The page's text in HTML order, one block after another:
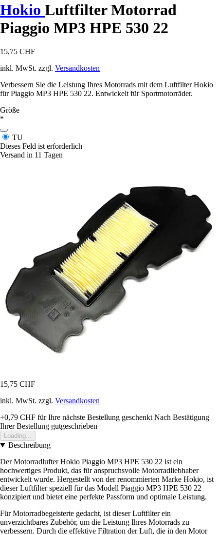
Hokio Luftfilter Motorrad
Piaggio MP3 HPE 530 22
15,75 CHF
inkl. MwSt. zzgl. Versandkosten
Verbessern Sie die Leistung Ihres Motorrads mit dem Luftfilter Hokio
für Piaggio MP3 HPE 530 22. Entwickelt für Sportmotorräder.
Größe
*
TU
Dieses Feld ist erforderlich
Versand in 11 Tagen
15,75 CHF
inkl. MwSt. zzgl. Versandkosten
+0,79 CHF für Ihre nächste Bestellung geschenkt Nach Bestätigung
Ihrer Bestellung gutgeschrieben
Loading...
Beschreibung
Der Motorradlufter Hokio Piaggio MP3 HPE 530 22 ist ein
hochwertiges Produkt, das für anspruchsvolle Motorradliebhaber
entwickelt wurde. Hergestellt von der renommierten Marke Hokio, ist
dieser Luftfilter speziell für das Modell Piaggio MP3 HPE 530 22
konzipiert und bietet eine perfekte Passform und optimale Leistung.
Für Motorradbegeisterte gedacht, ist dieser Luftfilter ein
unverzichtbares Zubehör, um die Leistung Ihres Motorrads zu
verbessern. Durch die effektive Filtration der Luft, die in den Motor